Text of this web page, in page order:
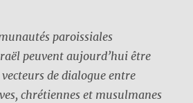
paroissiales
peuvent aujourd’hui être
de dialogue entre
chrétiennes et musulmanes